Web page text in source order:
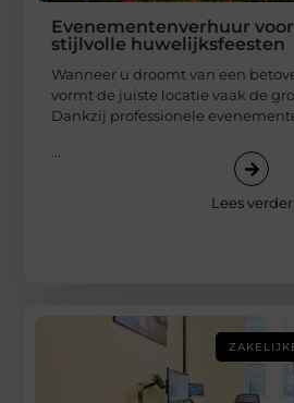
Evenementenverhuur
stijlvolle huwelijksfeesten
Wanneer u droomt van een
vormt de juiste locatie vaak de
Dankzij professionele
Lees verder